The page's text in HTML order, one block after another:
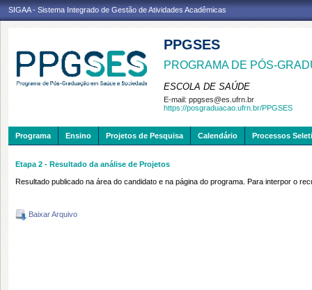
SIGAA - Sistema Integrado de Gestão de Atividades Acadêmicas
PPGSES
PROGRAMA DE PÓS-
ESCOLA DE SAÚDE
E-mail: ppgses@es.ufrn.br
https://posgraduacao.ufrn.br/PPGSES
Programa Ensino Projetos de Pesquisa Calendário Processos
Etapa 2 - Resultado da análise de Projetos
Resultado publicado na área do candidato e na página do programa. Para interpor o
Baixar Arquivo